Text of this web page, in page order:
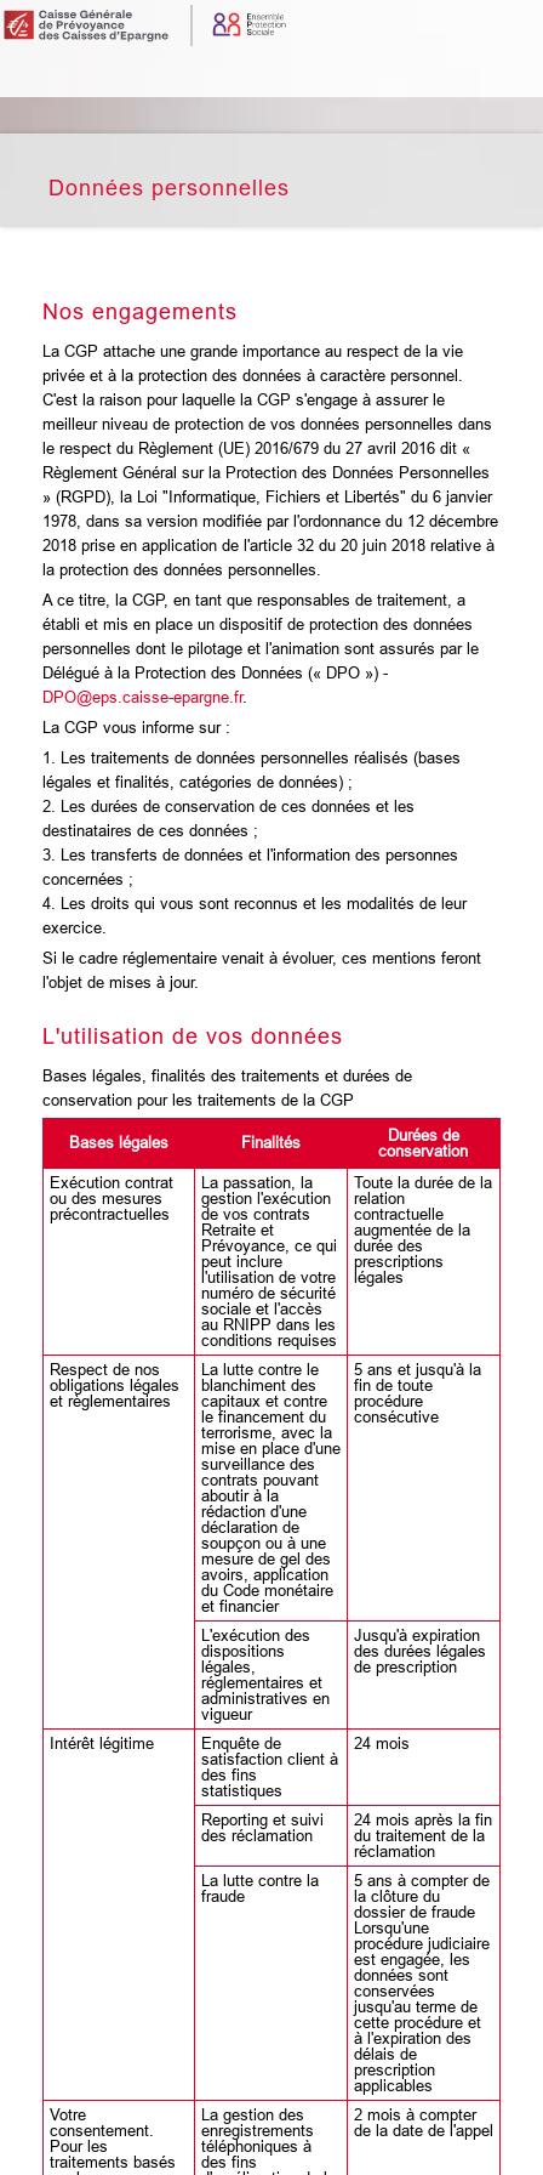
Données personnelles
Nos engagements
La CGP attache une grande importance au respect de la vie
privée et à la protection des données à caractère personnel.
C'est la raison pour laquelle la CGP s'engage à assurer le
meilleur niveau de protection de vos données personnelles dans
le respect du Règlement (UE) 2016/679 du 27 avril 2016 dit «
Règlement Général sur la Protection des Données Personnelles
» (RGPD), la Loi "Informatique, Fichiers et Libertés" du 6 janvier
1978, dans sa version modifiée par l'ordonnance du 12 décembre
2018 prise en application de l'article 32 du 20 juin 2018 relative à
la protection des données personnelles.
A ce titre, la CGP, en tant que responsables de traitement, a
établi et mis en place un dispositif de protection des données
personnelles dont le pilotage et l'animation sont assurés par le
Délégué à la Protection des Données (« DPO ») -
DPO@eps.caisse-epargne.fr.
La CGP vous informe sur :
1. Les traitements de données personnelles réalisés (bases
légales et finalités, catégories de données) ;
2. Les durées de conservation de ces données et les
destinataires de ces données ;
3. Les transferts de données et l'information des personnes
concernées ;
4. Les droits qui vous sont reconnus et les modalités de leur
exercice.
Si le cadre réglementaire venait à évoluer, ces mentions feront
l'objet de mises à jour.
L'utilisation de vos données
Bases légales, finalités des traitements et durées de
conservation pour les traitements de la CGP
Bases légales Finalités
Durées de
conservation
Exécution contrat
ou des mesures
précontractuelles
La passation, la
gestion l'exécution
de vos contrats
Retraite et
Prévoyance, ce qui
peut inclure
l'utilisation de votre
numéro de sécurité
sociale et l'accès
au RNIPP dans les
conditions requises
Toute la durée de la
relation
contractuelle
augmentée de la
durée des
prescriptions
légales
Respect de nos
obligations légales
et règlementaires
La lutte contre le
blanchiment des
capitaux et contre
le financement du
terrorisme, avec la
mise en place d'une
surveillance des
contrats pouvant
aboutir à la
rédaction d'une
déclaration de
soupçon ou à une
mesure de gel des
avoirs, application
du Code monétaire
et financier
5 ans et jusqu'à la
fin de toute
procédure
consécutive
L'exécution des
dispositions
légales,
réglementaires et
administratives en
vigueur
Jusqu'à expiration
des durées légales
de prescription
Intérêt légitime
Enquête de
satisfaction client à
des fins
statistiques
24 mois
Reporting et suivi
des réclamation
24 mois après la fin
du traitement de la
réclamation
La lutte contre la
fraude
5 ans à compter de
la clôture du
dossier de fraude
Lorsqu'une
procédure judiciaire
est engagée, les
données sont
conservées
jusqu'au terme de
cette procédure et
à l'expiration des
délais de
prescription
applicables
Votre
consentement.
Pour les
traitements basés
La gestion des
enregistrements
téléphoniques à
des fins
2 mois à compter
de la date de l'appel